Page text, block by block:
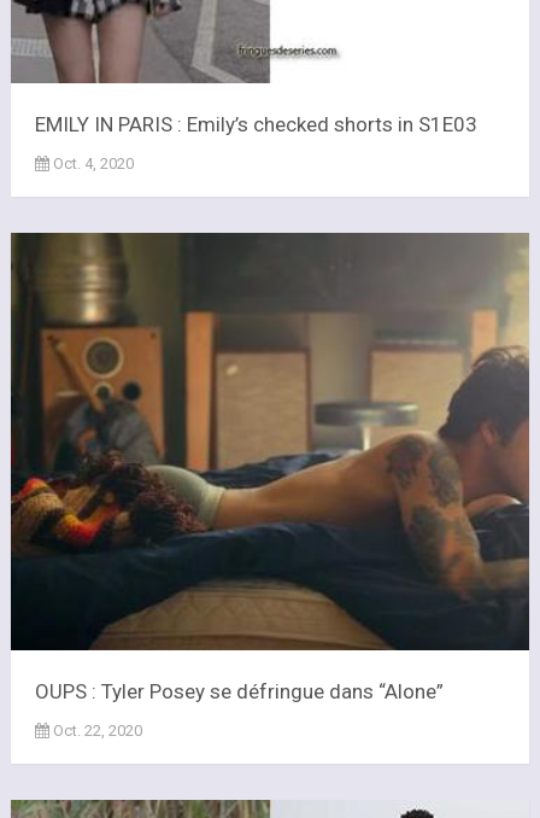
EMILY IN PARIS : Emily’s checked shorts in S1E03
Oct. 4, 2020
OUPS : Tyler Posey se défringue dans “Alone”
Oct. 22, 2020